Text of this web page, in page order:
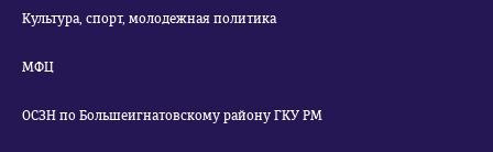
Культура, спорт, молодежная политика
МФЦ
ОСЗН по Большеигнатовскому району ГКУ РМ